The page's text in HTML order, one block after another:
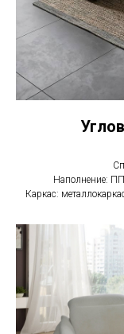
Наполнение:
Каркас: